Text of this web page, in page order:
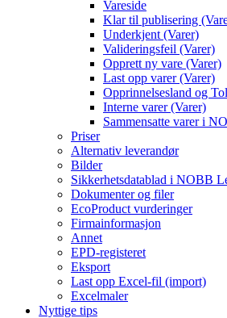
Vareside
Klar til publisering
Underkjent (Varer)
Valideringsfeil (Varer)
Opprett ny vare (Varer)
Last opp varer (Varer)
Opprinnelsesland og
Interne varer (Varer)
Sammensatte varer i
Priser
Alternativ leverandør
Bilder
Sikkerhetsdatablad i NOBB
Dokumenter og filer
EcoProduct vurderinger
Firmainformasjon
Annet
EPD-registeret
Eksport
Last opp Excel-fil (import)
Excelmaler
Nyttige tips